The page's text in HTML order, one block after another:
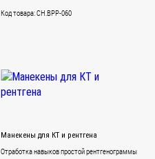
Код товара: CH.BPP-060
Манекены для КТ и рентгена
Отработка навыков простой рентгенограммы